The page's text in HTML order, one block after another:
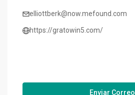
elliottberk@now.mefound.com
https://gratowin5.com/
Enviar Correo